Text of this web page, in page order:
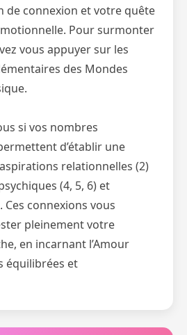
de connexion et votre quête
Pour surmonter
vous appuyer sur les
des Mondes
si vos nombres
d’établir une
relationnelles (2)
(4, 5, 6) et
Ces connexions vous
pleinement votre
en incarnant l’Amour
équilibrées et